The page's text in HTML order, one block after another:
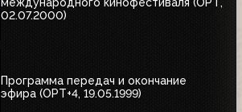
02.07.2000)
Программа передач и окончание
эфира (ОРТ+4, 19.05.1999)